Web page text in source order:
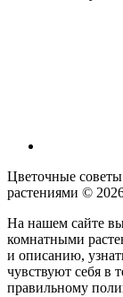
Цветочные
растениями ©
На нашем сайте
комнатными
и описанию,
чувствуют себя в
правильному